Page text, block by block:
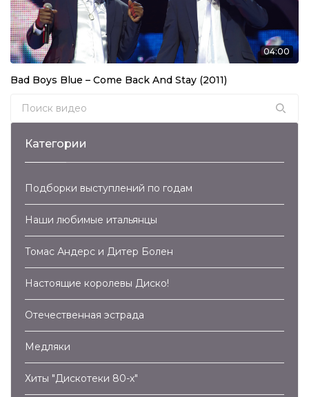
Валерий Леонтьев – Маргарита (2007)
Валерий Леонтьев – Дельтаплан (2007)
Крис Кельми и Рок-Ателье – Ночное Рандеву
(2007)
04:12
Владимир Кузьмин – Капюшон (2007)
02:54
05:46
Trans-Х – Living On Video (2007)
03:53
04:11
04:00
Bad Boys Blue – Come Back And Stay (2011)
Search for:
Категории
Подборки выступлений по годам
Наши любимые итальянцы
Томас Андерс и Дитер Болен
Настоящие королевы Диско!
Отечественная эстрада
Медляки
Хиты "Дискотеки 80-х"